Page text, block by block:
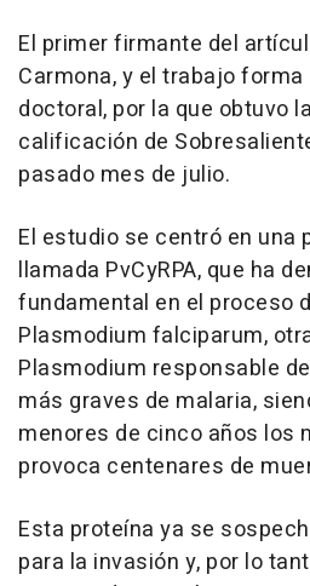
El primer firmante del
Carmona, y el trabajo
doctoral, por la que obtuvo
calificación de
pasado mes de julio.
El estudio se centró en una
llamada PvCyRPA, que ha
fundamental en el proceso
Plasmodium falciparum,
Plasmodium responsable
más graves de malaria,
menores de cinco años los
provoca centenares de
Esta proteína ya se
para la invasión y, por lo